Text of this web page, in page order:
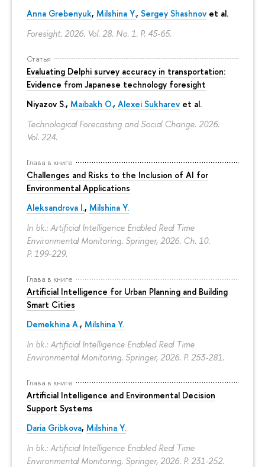
Anna Grebenyuk, Milshina Y., Sergey Shashnov et al.
Foresight. 2026. Vol. 28. No. 1. P. 45-65.
Статья
Evaluating Delphi survey accuracy in transportation:
Evidence from Japanese technology foresight
Niyazov S., Maibakh O., Alexei Sukharev et al.
Technological Forecasting and Social Change. 2026.
Vol. 224.
Глава в книге
Challenges and Risks to the Inclusion of AI for
Environmental Applications
Aleksandrova I., Milshina Y.
In bk.: Artificial Intelligence Enabled Real Time
Environmental Monitoring. Springer, 2026. Ch. 10.
P. 199-229.
Глава в книге
Artificial Intelligence for Urban Planning and Building
Smart Cities
Demekhina A., Milshina Y.
In bk.: Artificial Intelligence Enabled Real Time
Environmental Monitoring. Springer, 2026. P. 253-281.
Глава в книге
Artificial Intelligence and Environmental Decision
Support Systems
Daria Gribkova, Milshina Y.
In bk.: Artificial Intelligence Enabled Real Time
Environmental Monitoring. Springer, 2026. P. 231-252.